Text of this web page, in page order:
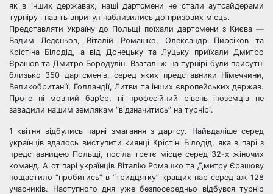
як в інших державах, наші дартсмени не стали аутсайдерами
турніру і навіть впритул наблизились до призових місць.
Представляти Україну до Польщі поїхали дартсмени з Києва —
Вадим Ледєньов, Віталій Ромашко, Олександр Пирсіков та
Крістіна Білодід, а від Донецьку та Луцьку приїхали Дмитро
Єрашов та Дмитро Бородулін. Взагалі ж на турнірі були присутні
близько 350 дартсменів, серед яких представники Німеччини,
Великобританії, Голландії, Литви та інших європейських держав.
Проте ні мовний бар’єр, ні професійний рівень іноземців не
завадили нашим землякам “відзначитись” на турнірі.
1 квітня відбулись парні змагання з дартсу. Найвдаліше серед
українців вдалось виступити киянці Крістіні Білодід, яка в парі з
представницею Польщі, посіла третє місце серед 32-х жіночих
команд. А от парі українців Віталію Ромашко та Дмитру Єрашову
пощастило “пробитись” в “тридцятку” кращих пар серед аж 128
учасників. Наступного дня уже безпосередньо відбувся турнір